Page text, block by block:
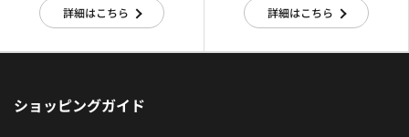
詳細はこちら 詳細はこちら
ショッピングガイド